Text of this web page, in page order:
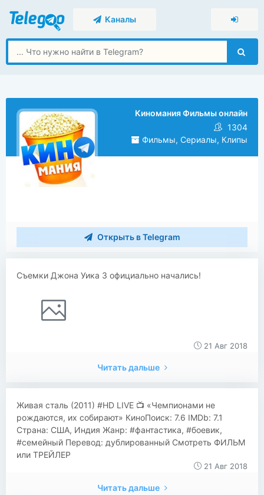
Каналы
Киномания Фильмы онлайн
1304
Фильмы, Сериалы, Клипы
Открыть в Telegram
Съемки Джона Уика 3 официально начались!
21 Авг 2018
Читать дальше
​​Живая сталь (2011) #HD LIVE 📺 «Чемпионами не
рождаются, их собирают» КиноПоиск: 7.6 IMDb: 7.1
Страна: США, Индия Жанр: #фантастика, #боевик,
#семейный Перевод: дублированный Смотреть ФИЛЬМ
или ТРЕЙЛЕР
21 Авг 2018
Читать дальше